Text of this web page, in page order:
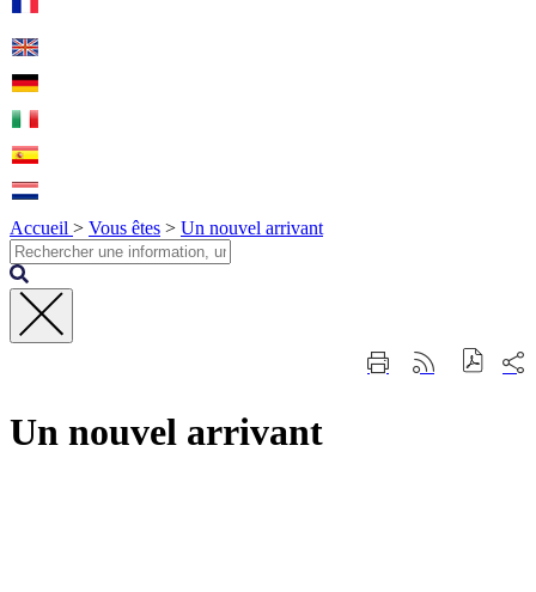
Accueil > Vous êtes > Un nouvel arrivant
Fermer
ImprimerGénérer
sur
Un nouvel arrivant